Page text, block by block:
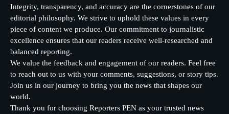
Integrity, transparency, and accuracy are the cornerstones of our
editorial philosophy. We strive to uphold these values in every
piece of content we produce. Our commitment to journalistic
excellence ensures that our readers receive well-researched and
balanced reporting.
We value the feedback and engagement of our readers. Feel free
to reach out to us with your comments, suggestions, or story tips.
Join us in our journey to bring you the news that shapes our
world.
Thank you for choosing Reporters PEN as your trusted news